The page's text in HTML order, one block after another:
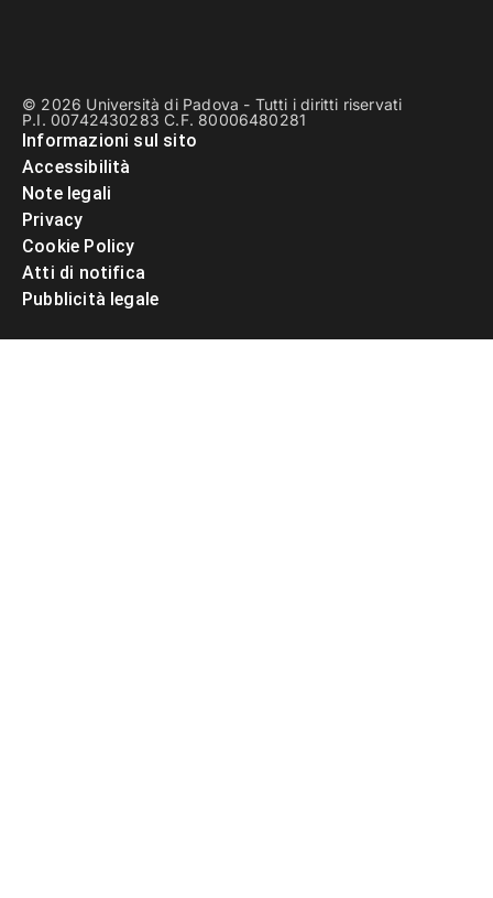
© 2026 Università di Padova - Tutti i diritti riservati
P.I. 00742430283 C.F. 80006480281
Informazioni sul sito
Accessibilità
Note legali
Privacy
Cookie Policy
Atti di notifica
Pubblicità legale